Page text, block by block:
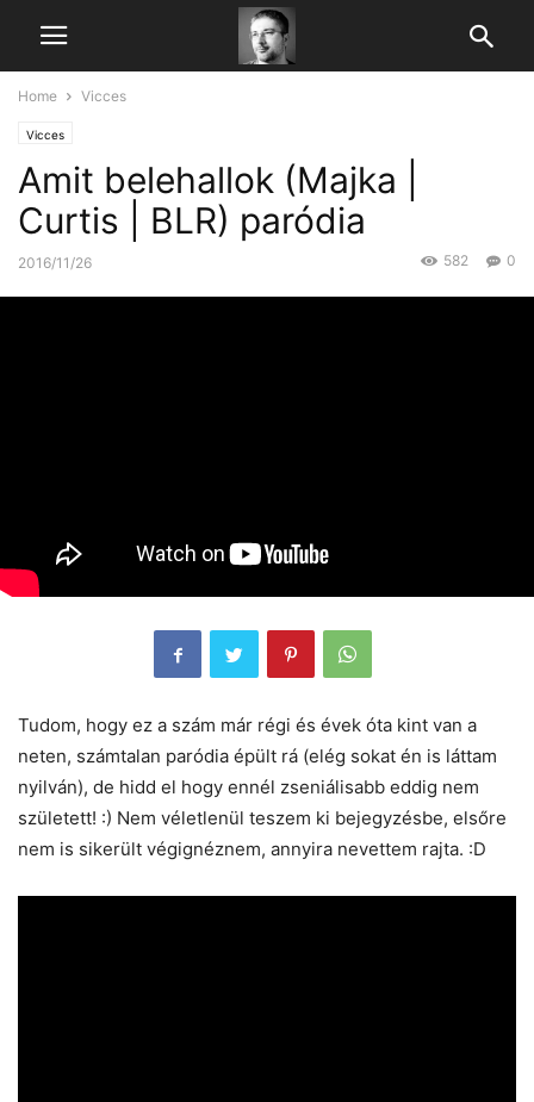
Home Vicces
Vicces
Amit belehallok (Majka |
Curtis | BLR) paródia
2016/11/26 0
582
Tudom, hogy ez a szám már régi és évek óta kint van a
neten, számtalan paródia épült rá (elég sokat én is láttam
nyilván), de hidd el hogy ennél zseniálisabb eddig nem
született! :) Nem véletlenül teszem ki bejegyzésbe, elsőre
nem is sikerült végignéznem, annyira nevettem rajta. :D